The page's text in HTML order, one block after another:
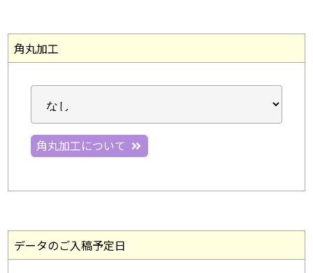
角丸加工
角丸加工について
データのご入稿予定日